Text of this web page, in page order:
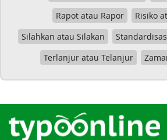
Rapot atau Rapor
Risiko
Silahkan atau Silakan
Terlanjur atau Telanjur